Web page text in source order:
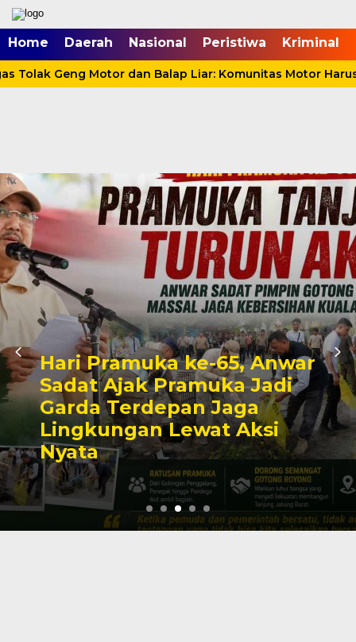
mgid.com, 522897, DIRECT, d4c29acad76ce94f
Home Daerah Nasional Peristiwa Kriminal
Tolak Geng Motor dan Balap Liar: Komunitas Motor Harus
Hari Pramuka ke-65, Anwar
Sadat Ajak Pramuka Jadi
Garda Terdepan Jaga
Lingkungan Lewat Aksi
Nyata